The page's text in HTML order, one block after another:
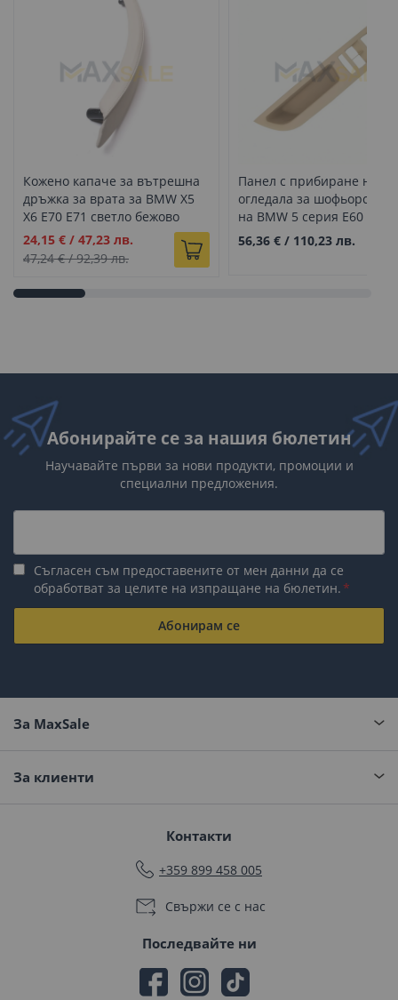
Кожено капаче за вътрешна
дръжка за врата за BMW X5
X6 E70 E71 светло бежово
ляво
Промо
цена
24,15 € / 47,23 лв.
47,24 €/92,39 лв.
Панел с прибиране на ел.
огледала за шофьорска
на BMW 5 серия E60 E61,
Бежово
56,36 €/ 110,23 лв.
Абонирайте се за нашия бюлетин
Научавайте първи за нови продукти, промоции и
специални предложения.
Съгласен съм предоставените от мен данни да се
обработват за целите на изпращане на бюлетин.
Абонирам се
За MaxSale
За клиенти
Контакти
+359 899 458 005
Свържи се с нас
Последвайте ни